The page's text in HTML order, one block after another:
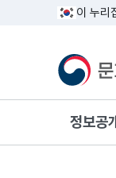
이 누리
문화
정보공